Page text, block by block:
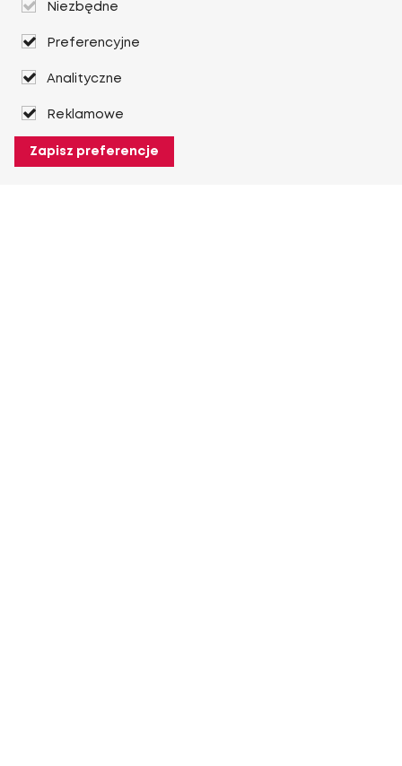
Niezbędne
Preferencyjne
Analityczne
Reklamowe
Zapisz preferencje